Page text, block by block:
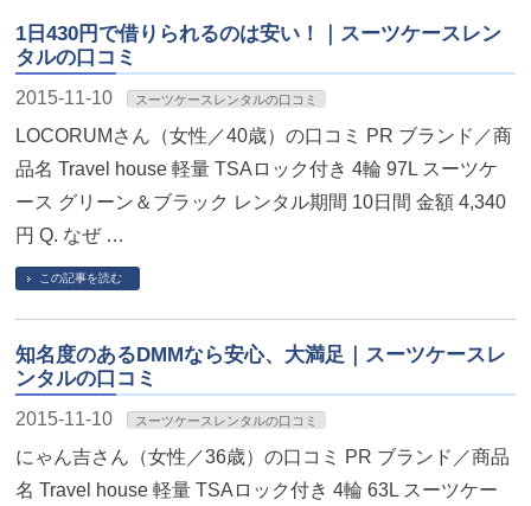
1日430円で借りられるのは安い！｜スーツケースレン
タルの口コミ
2015-11-10 スーツケースレンタルの口コミ
LOCORUMさん（女性／40歳）の口コミ PR ブランド／商
品名 Travel house 軽量 TSAロック付き 4輪 97L スーツケ
ース グリーン＆ブラック レンタル期間 10日間 金額 4,340
円 Q. なぜ …
この記事を読む
知名度のあるDMMなら安心、大満足｜スーツケースレ
ンタルの口コミ
2015-11-10 スーツケースレンタルの口コミ
にゃん吉さん（女性／36歳）の口コミ PR ブランド／商品
名 Travel house 軽量 TSAロック付き 4輪 63L スーツケー